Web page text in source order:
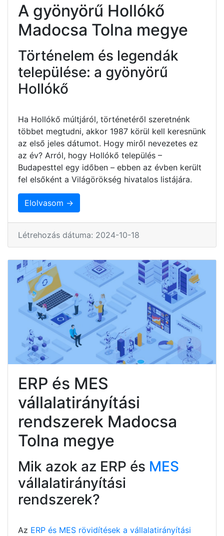
A gyönyörű Hollókő
Madocsa Tolna megye
Történelem és legendák
települése: a gyönyörű
Hollókő
Ha Hollókő múltjáról, történetéről szeretnénk
többet megtudni, akkor 1987 körül kell keresnünk
az első jeles dátumot. Hogy miről nevezetes ez
az év? Arról, hogy Hollókő település –
Budapesttel egy időben – ebben az évben került
fel elsőként a Világörökség hivatalos listájára.
Elolvasom →
Létrehozás dátuma: 2024-10-18
ERP és MES
vállalatirányítási
rendszerek Madocsa
Tolna megye
Mik azok az ERP és MES
vállalatirányítási
rendszerek?
Az ERP és MES rövidítések a vállalatirányítási